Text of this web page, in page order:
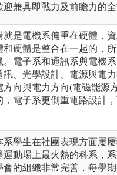
兼具即戰力及前瞻力的
是電機系偏重在硬體，
硬體是整合在一起的，
電子系和通訊系與電機
、光學設計、電源與電
向與電力方向(電磁能源
電子系更側重電路設計
學生在社團表現方面屢
動場上最火熱的科系，系
的組織非常完善，每學